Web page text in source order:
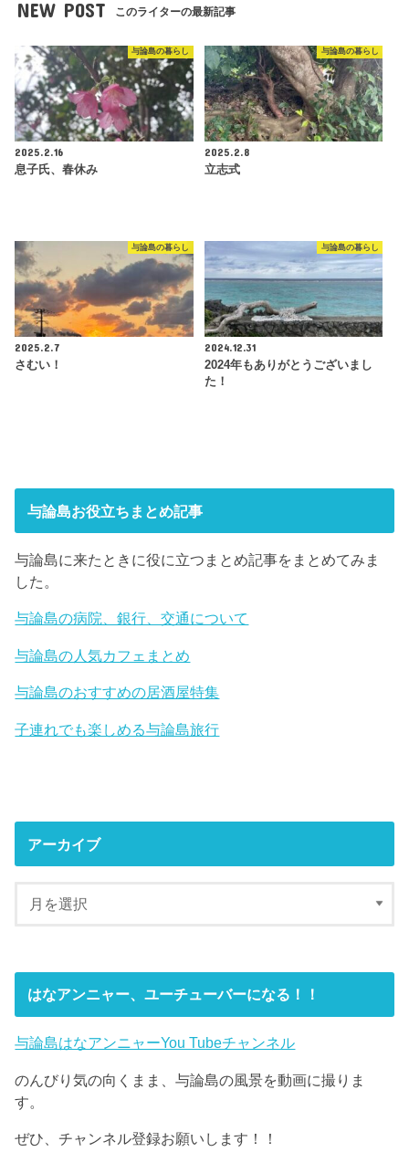
NEW POST このライターの最新記事
与論島の暮らし
2025.2.16
息子氏、春休み
与論島の暮らし
2025.2.8
立志式
与論島の暮らし
2025.2.7
さむい！
与論島の暮らし
2024.12.31
2024年もありがとうございまし
た！
与論島お役立ちまとめ記事
与論島に来たときに役に立つまとめ記事をまとめてみま
した。
与論島の病院、銀行、交通について
与論島の人気カフェまとめ
与論島のおすすめの居酒屋特集
子連れでも楽しめる与論島旅行
アーカイブ
はなアンニャー、ユーチューバーになる！！
与論島はなアンニャーYou Tubeチャンネル
のんびり気の向くまま、与論島の風景を動画に撮りま
す。
ぜひ、チャンネル登録お願いします！！